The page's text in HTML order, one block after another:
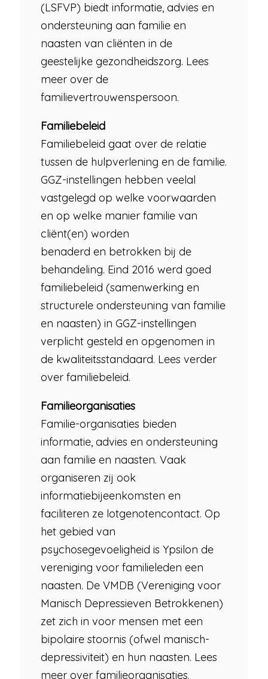
(LSFVP) biedt informatie, advies en
ondersteuning aan familie en
naasten van cliënten in de
geestelijke gezondheidszorg. Lees
meer over de
familievertrouwenspersoon.
Familiebeleid
Familiebeleid gaat over de relatie
tussen de hulpverlening en de familie.
GGZ-instellingen hebben veelal
vastgelegd op welke voorwaarden
en op welke manier familie van
cliënt(en) worden
benaderd en betrokken bij de
behandeling. Eind 2016 werd goed
familiebeleid (samenwerking en
structurele ondersteuning van familie
en naasten) in GGZ-instellingen
verplicht gesteld en opgenomen in
de kwaliteitsstandaard. Lees verder
over familiebeleid.
Familieorganisaties
Familie-organisaties bieden
informatie, advies en ondersteuning
aan familie en naasten. Vaak
organiseren zij ook
informatiebijeenkomsten en
faciliteren ze lotgenotencontact. Op
het gebied van
psychosegevoeligheid is Ypsilon de
vereniging voor familieleden een
naasten. De VMDB (Vereniging voor
Manisch Depressieven Betrokkenen)
zet zich in voor mensen met een
bipolaire stoornis (ofwel manisch-
depressiviteit) en hun naasten. Lees
meer over familieorganisaties.